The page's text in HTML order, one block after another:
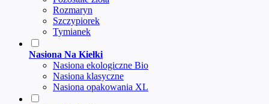
Rozmaryn
Szczypiorek
Tymianek
Nasiona Na Kiełki
Nasiona ekologiczne Bio
Nasiona klasyczne
Nasiona opakowania XL